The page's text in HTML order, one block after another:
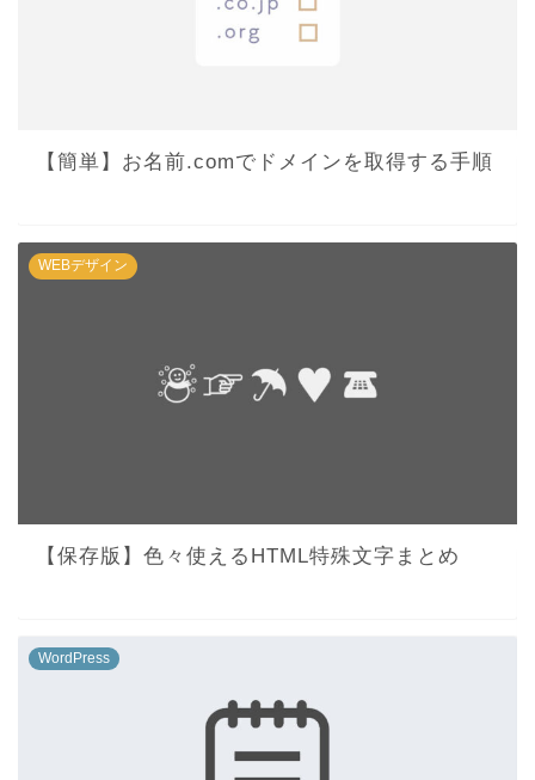
【簡単】お名前.comでドメインを取得する手順
WEBデザイン
【保存版】色々使えるHTML特殊文字まとめ
WordPress